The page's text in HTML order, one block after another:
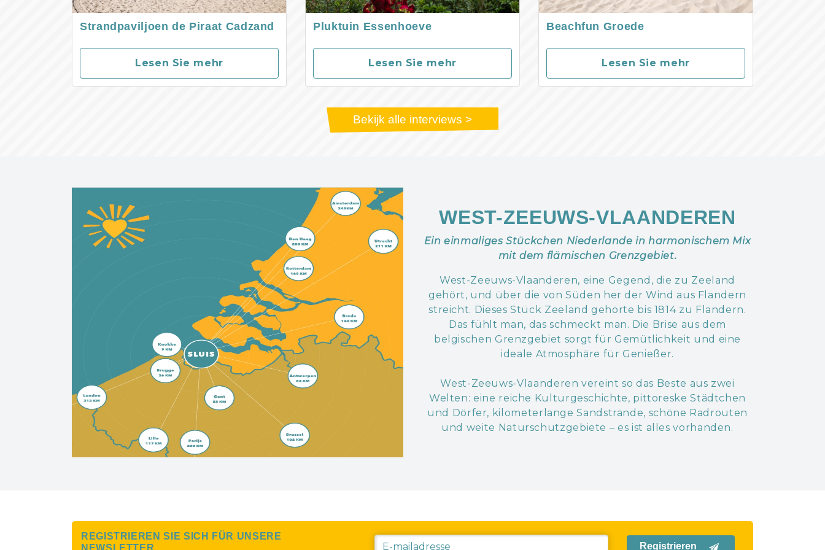
Strandpaviljoen de Piraat Cadzand
Lesen Sie mehr
Pluktuin Essenhoeve
Lesen Sie mehr
Beachfun Groede
Lesen Sie mehr
Bekijk alle interviews >
WEST-ZEEUWS-VLAANDEREN
Ein einmaliges Stückchen Niederlande in harmonischem Mix
mit dem flämischen Grenzgebiet.
West-Zeeuws-Vlaanderen, eine Gegend, die zu Zeeland
gehört, und über die von Süden her der Wind aus Flandern
streicht. Dieses Stück Zeeland gehörte bis 1814 zu Flandern.
Das fühlt man, das schmeckt man. Die Brise aus dem
belgischen Grenzgebiet sorgt für Gemütlichkeit und eine
ideale Atmosphäre für Genießer.
West-Zeeuws-Vlaanderen vereint so das Beste aus zwei
Welten: eine reiche Kulturgeschichte, pittoreske Städtchen
und Dörfer, kilometerlange Sandstrände, schöne Radrouten
und weite Naturschutzgebiete – es ist alles vorhanden.
REGISTRIEREN SIE SICH FÜR UNSERE
NEWSLETTER
Registrieren